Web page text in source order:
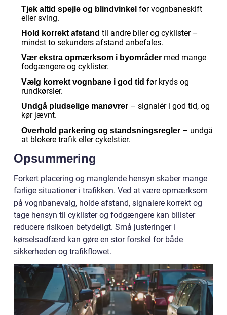
Tjek altid spejle og blindvinkel før vognbaneskift
eller sving.
Hold korrekt afstand til andre biler og cyklister –
mindst to sekunders afstand anbefales.
Vær ekstra opmærksom i byområder med mange
fodgængere og cyklister.
Vælg korrekt vognbane i god tid før kryds og
rundkørsler.
Undgå pludselige manøvrer – signalér i god tid, og
kør jævnt.
Overhold parkering og standsningsregler – undgå
at blokere trafik eller cykelstier.
Opsummering
Forkert placering og manglende hensyn skaber mange
farlige situationer i trafikken. Ved at være opmærksom
på vognbanevalg, holde afstand, signalere korrekt og
tage hensyn til cyklister og fodgængere kan bilister
reducere risikoen betydeligt. Små justeringer i
kørselsadfærd kan gøre en stor forskel for både
sikkerheden og trafikflowet.